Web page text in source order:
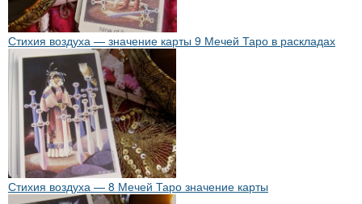
Стихия воздуха — значение карты 9 Мечей Таро в раскладах
Стихия воздуха — 8 Мечей Таро значение карты